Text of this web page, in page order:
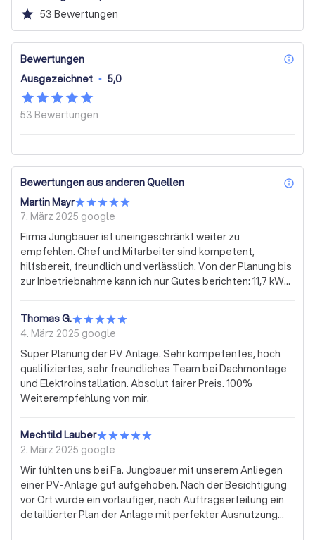
star 53 Bewertungen
Bewertungen
Ausgezeichnet • 5,0
53 Bewertungen
Bewertungen aus anderen Quellen
Martin Mayr
7. März 2025 google
Firma Jungbauer ist uneingeschränkt weiter zu
empfehlen. Chef und Mitarbeiter sind kompetent,
hilfsbereit, freundlich und verlässlich. Von der Planung bis
zur Inbetriebnahme kann ich nur Gutes berichten: 11,7 kWp
Anlage wurde im Dezember 24 und Januar 25 montiert
und funktioniert 1A!! All das zu einem wirklich fairen Preis!
Thomas G.
4. März 2025 google
Super Planung der PV Anlage. Sehr kompetentes, hoch
qualifiziertes, sehr freundliches Team bei Dachmontage
und Elektroinstallation. Absolut fairer Preis. 100%
Weiterempfehlung von mir.
Mechtild Lauber
2. März 2025 google
Wir fühlten uns bei Fa. Jungbauer mit unserem Anliegen
einer PV-Anlage gut aufgehoben. Nach der Besichtigung
vor Ort wurde ein vorläufiger, nach Auftragserteilung ein
detaillierter Plan der Anlage mit perfekter Ausnutzung